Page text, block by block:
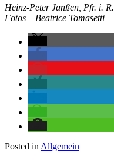
Heinz-Peter Janßen, Pfr. i. R.
Fotos – Beatrice Tomasetti
Posted in Allgemein